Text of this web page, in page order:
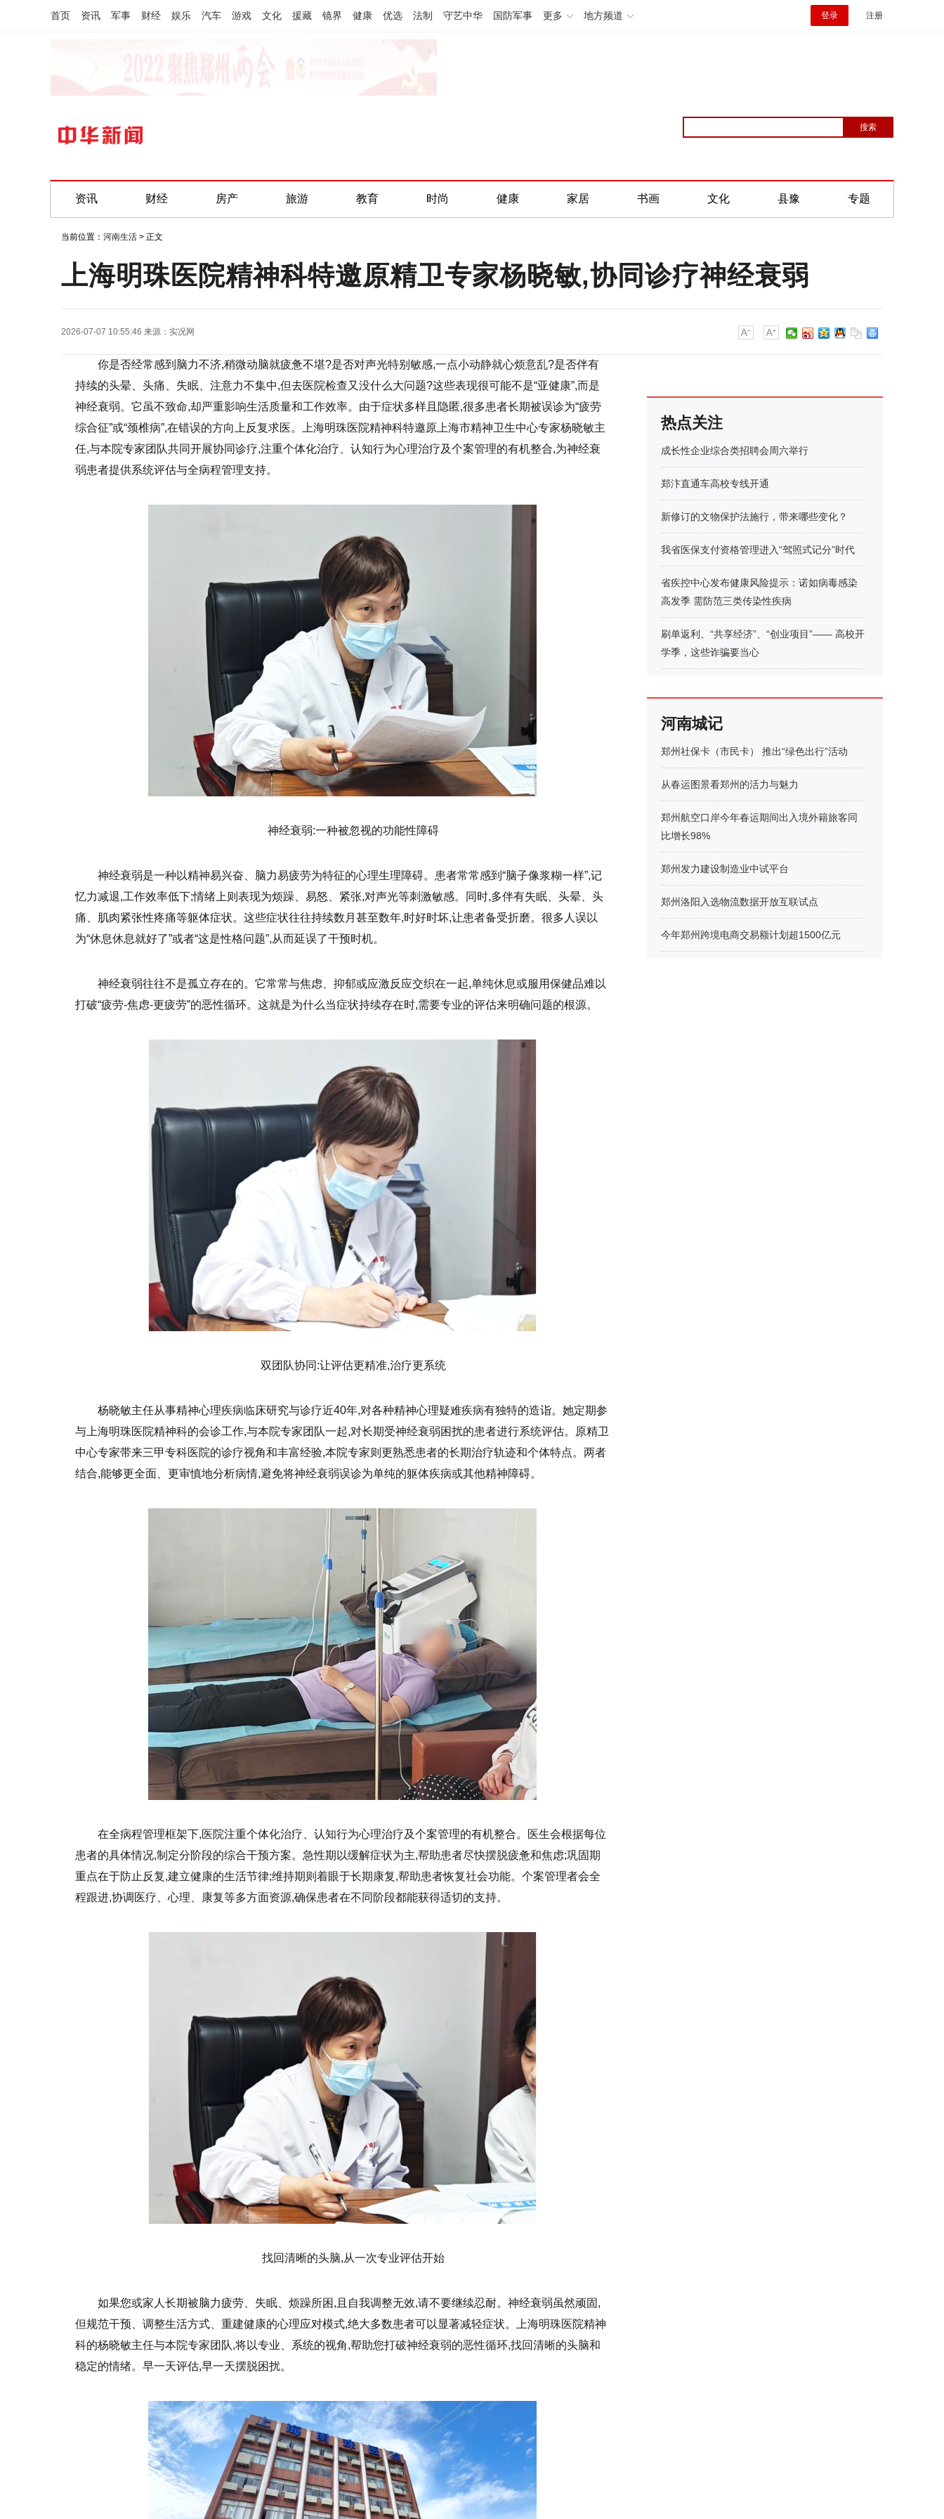
首页 资讯 军事 财经 娱乐 汽车 游戏 文化 援藏 镜界 健康 优选 法制 守艺中华 国防军事 更多 地方频道 登录 注册
资讯 财经 房产 旅游 教育 时尚 健康 家居 书画 文化 县豫 专题
当前位置： 河南生活 > 正文
上海明珠医院精神科特邀原精卫专家杨晓敏,协同诊疗神经衰弱
2026-07-07 10:55:46 来源： 实况网
你是否经常感到脑力不济,稍微动脑就疲惫不堪?是否对声光特别敏感,一点小动静就心烦意乱?是否伴有
持续的头晕、头痛、失眠、注意力不集中,但去医院检查又没什么大问题?这些表现很可能不是“亚健康”,而是
神经衰弱。它虽不致命,却严重影响生活质量和工作效率。由于症状多样且隐匿,很多患者长期被误诊为“疲劳
综合征”或“颈椎病”,在错误的方向上反复求医。上海明珠医院精神科特邀原上海市精神卫生中心专家杨晓敏主
任,与本院专家团队共同开展协同诊疗,注重个体化治疗、认知行为心理治疗及个案管理的有机整合,为神经衰
弱患者提供系统评估与全病程管理支持。
神经衰弱:一种被忽视的功能性障碍
神经衰弱是一种以精神易兴奋、脑力易疲劳为特征的心理生理障碍。患者常常感到“脑子像浆糊一样”,记
忆力减退,工作效率低下;情绪上则表现为烦躁、易怒、紧张,对声光等刺激敏感。同时,多伴有失眠、头晕、头
痛、肌肉紧张性疼痛等躯体症状。这些症状往往持续数月甚至数年,时好时坏,让患者备受折磨。很多人误以
为“休息休息就好了”或者“这是性格问题”,从而延误了干预时机。
神经衰弱往往不是孤立存在的。它常常与焦虑、抑郁或应激反应交织在一起,单纯休息或服用保健品难以
打破“疲劳-焦虑-更疲劳”的恶性循环。这就是为什么当症状持续存在时,需要专业的评估来明确问题的根源。
双团队协同:让评估更精准,治疗更系统
杨晓敏主任从事精神心理疾病临床研究与诊疗近40年,对各种精神心理疑难疾病有独特的造诣。她定期参
与上海明珠医院精神科的会诊工作,与本院专家团队一起,对长期受神经衰弱困扰的患者进行系统评估。原精卫
中心专家带来三甲专科医院的诊疗视角和丰富经验,本院专家则更熟悉患者的长期治疗轨迹和个体特点。两者
结合,能够更全面、更审慎地分析病情,避免将神经衰弱误诊为单纯的躯体疾病或其他精神障碍。
在全病程管理框架下,医院注重个体化治疗、认知行为心理治疗及个案管理的有机整合。医生会根据每位
患者的具体情况,制定分阶段的综合干预方案。急性期以缓解症状为主,帮助患者尽快摆脱疲惫和焦虑;巩固期
重点在于防止反复,建立健康的生活节律;维持期则着眼于长期康复,帮助患者恢复社会功能。个案管理者会全
程跟进,协调医疗、心理、康复等多方面资源,确保患者在不同阶段都能获得适切的支持。
找回清晰的头脑,从一次专业评估开始
如果您或家人长期被脑力疲劳、失眠、烦躁所困,且自我调整无效,请不要继续忍耐。神经衰弱虽然顽固,
但规范干预、调整生活方式、重建健康的心理应对模式,绝大多数患者可以显著减轻症状。上海明珠医院精神
科的杨晓敏主任与本院专家团队,将以专业、系统的视角,帮助您打破神经衰弱的恶性循环,找回清晰的头脑和
稳定的情绪。早一天评估,早一天摆脱困扰。
热点关注
成长性企业综合类招聘会周六举行
郑汴直通车高校专线开通
新修订的文物保护法施行，带来哪些变化？
我省医保支付资格管理进入“驾照式记分”时代
省疾控中心发布健康风险提示：诺如病毒感染
高发季 需防范三类传染性疾病
刷单返利、“共享经济”、“创业项目”—— 高校开
学季，这些诈骗要当心
河南城记
郑州社保卡（市民卡） 推出“绿色出行”活动
从春运图景看郑州的活力与魅力
郑州航空口岸今年春运期间出入境外籍旅客同
比增长98%
郑州发力建设制造业中试平台
郑州洛阳入选物流数据开放互联试点
今年郑州跨境电商交易额计划超1500亿元